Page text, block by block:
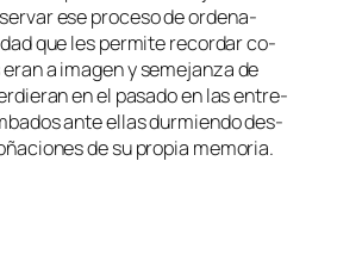
ese pro­ce­so de or­de­na­
que les per­mi­te re­cor­dar co­
a ima­gen y se­me­jan­za de
en el pa­sa­do en las en­tre­
an­te ellas dur­mien­do des­
de su pro­pia memoria.